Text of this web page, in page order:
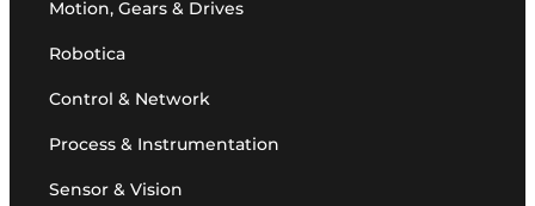
Motion, Gears & Drives
Robotica
Control & Network
Process & Instrumentation
Sensor & Vision